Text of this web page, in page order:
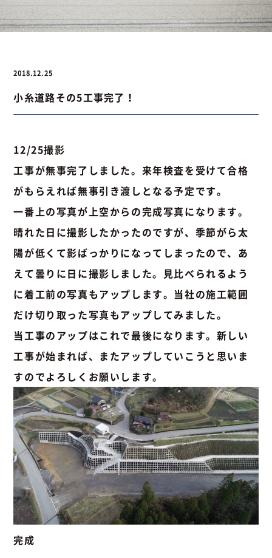
お問い合わせ
お問い合わせ 076-441-3201
2018.12.25
小糸道路その5工事完了！
12/25撮影
工事が無事完了しました。来年検査を受けて合格
がもらえれば無事引き渡しとなる予定です。
一番上の写真が上空からの完成写真になります。
晴れた日に撮影したかったのですが、季節がら太
陽が低くて影ばっかりになってしまったので、あ
えて曇りに日に撮影しました。見比べられるよう
に着工前の写真もアップします。当社の施工範囲
だけ切り取った写真もアップしてみました。
当工事のアップはこれで最後になります。新しい
工事が始まれば、またアップしていこうと思いま
すのでよろしくお願いします。
完成